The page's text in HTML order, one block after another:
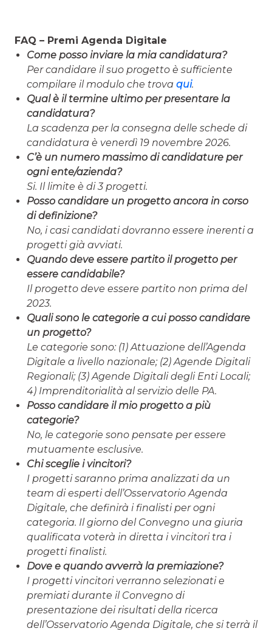
FAQ – Premi Agenda Digitale
Come posso inviare la mia candidatura?
Per candidare il suo progetto è sufficiente
compilare il modulo che trova qui.
Qual è il termine ultimo per presentare la
candidatura?
La scadenza per la consegna delle schede di
candidatura è venerdì 19 novembre 2026.
C’è un numero massimo di candidature per
ogni ente/azienda?
Si. Il limite è di 3 progetti.
Posso candidare un progetto ancora in corso
di definizione?
No, i casi candidati dovranno essere inerenti a
progetti già avviati.
Quando deve essere partito il progetto per
essere candidabile?
Il progetto deve essere partito non prima del
2023.
Quali sono le categorie a cui posso candidare
un progetto?
Le categorie sono: (1) Attuazione dell’Agenda
Digitale a livello nazionale; (2) Agende Digitali
Regionali; (3) Agende Digitali degli Enti Locali;
4) Imprenditorialità al servizio delle PA.
Posso candidare il mio progetto a più
categorie?
No, le categorie sono pensate per essere
mutuamente esclusive.
Chi sceglie i vincitori?
I progetti saranno prima analizzati da un
team di esperti dell’Osservatorio Agenda
Digitale, che definirà i finalisti per ogni
categoria. Il giorno del Convegno una giuria
qualificata voterà in diretta i vincitori tra i
progetti finalisti.
Dove e quando avverrà la premiazione?
I progetti vincitori verranno selezionati e
premiati durante il Convegno di
presentazione dei risultati della ricerca
dell’Osservatorio Agenda Digitale, che si terrà il